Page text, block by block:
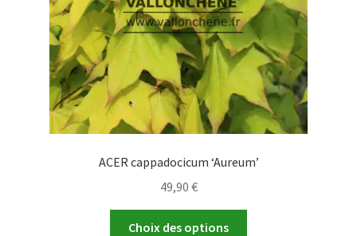
la
page
du
produit
ACER cappadocicum ‘Aureum’
49,90 €
Choix des options